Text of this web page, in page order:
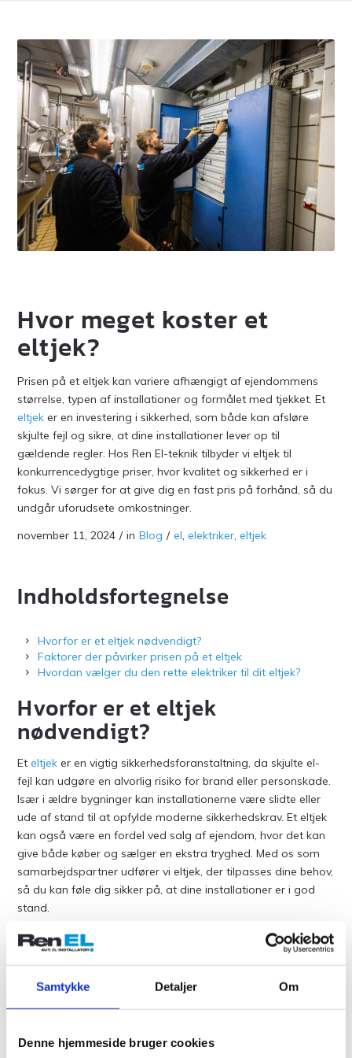
Samtykke Detaljer Om
Denne hjemmeside bruger cookies
Hvor meget koster et
eltjek?
Prisen på et eltjek kan variere afhængigt af ejendommens
størrelse, typen af installationer og formålet med tjekket. Et
eltjek er en investering i sikkerhed, som både kan afsløre
skjulte fejl og sikre, at dine installationer lever op til
gældende regler. Hos Ren El-teknik tilbyder vi eltjek til
konkurrencedygtige priser, hvor kvalitet og sikkerhed er i
fokus. Vi sørger for at give dig en fast pris på forhånd, så du
undgår uforudsete omkostninger.
november 11, 2024 / in Blog / el ,elektriker ,eltjek
Indholdsfortegnelse
Hvorfor er et eltjek nødvendigt?
Faktorer der påvirker prisen på et eltjek
Hvordan vælger du den rette elektriker til dit eltjek?
Hvorfor er et eltjek
nødvendigt?
Eteltjek er en vigtig sikkerhedsforanstaltning, da skjulte el-
fejl kan udgøre en alvorlig risiko for brand eller personskade.
Især i ældre bygninger kan installationerne være slidte eller
ude af stand til at opfylde moderne sikkerhedskrav. Et eltjek
kan også være en fordel ved salg af ejendom, hvor det kan
give både køber og sælger en ekstra tryghed. Med os som
samarbejdspartner udfører vi eltjek, der tilpasses dine behov,
så du kan føle dig sikker på, at dine installationer er i god
stand.
Faktorer der påvirker prisen
på et eltjek
størrelse og kompleksiteten af elinstallationerne spiller en